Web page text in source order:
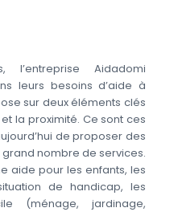
Aidadomi
leurs besoins d’aide à
sur deux éléments clés
la proximité. Ce sont ces
de proposer des
nombre de services.
aide pour les enfants, les
de handicap, les
(ménage, jardinage,